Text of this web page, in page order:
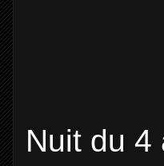
Nuit du 4